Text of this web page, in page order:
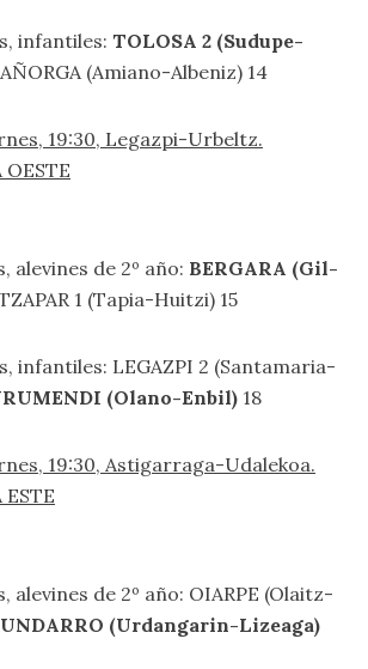
infantiles: TOLOSA 2 (Sudupe-
(Amiano-Albeniz) 14
19:30, Legazpi-Urbeltz.
alevines de 2º año: BERGARA (Gil-
1 (Tapia-Huitzi) 15
infantiles: LEGAZPI 2 (Santamaria-
(Olano-Enbil) 18
19:30, Astigarraga-Udalekoa.
alevines de 2º año: OIARPE (Olaitz-
(Urdangarin-Lizeaga)